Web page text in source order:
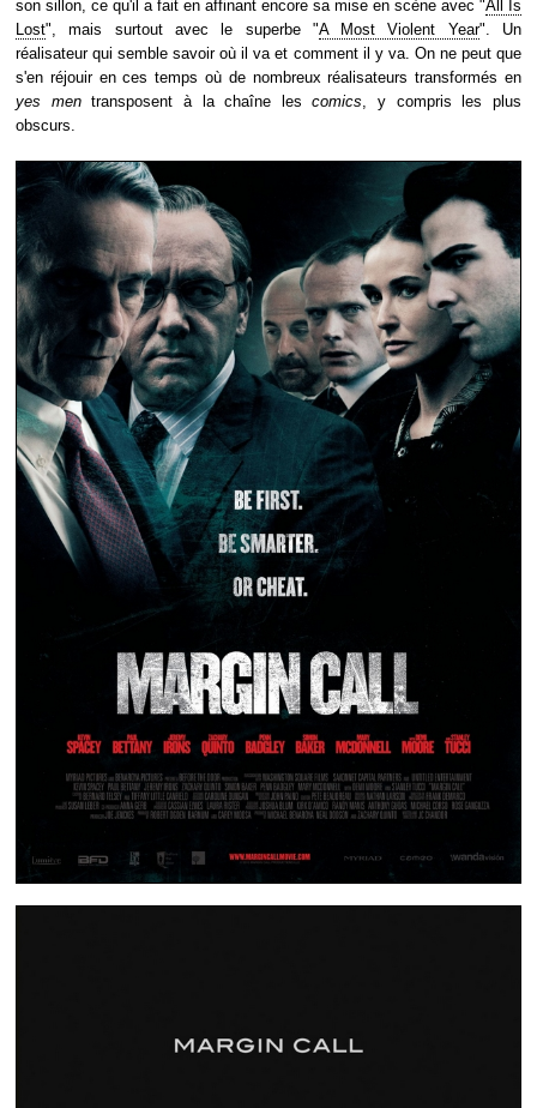
son sillon, ce qu'il a fait en affinant encore sa mise en scène avec "All Is
Lost", mais surtout avec le superbe "A Most Violent Year". Un
réalisateur qui semble savoir où il va et comment il y va. On ne peut que
s'en réjouir en ces temps où de nombreux réalisateurs transformés en
yes mentransposent à la chaîne lescomics, y compris les plus
obscurs.